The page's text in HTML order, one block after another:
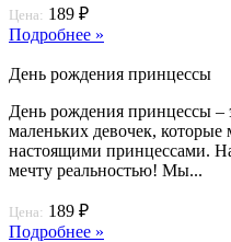
Цена: 189 ₽
Подробнее »
День рождения принцессы
День рождения принцессы –
маленьких девочек, которые
настоящими принцессами.
мечту реальностью! Мы...
Цена: 189 ₽
Подробнее »